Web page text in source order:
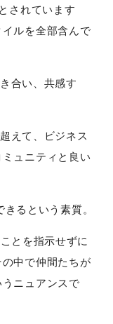
されています
ルを全部含んで
合い、共感す
えて、ビジネス
ュニティと良い
るという素質。
とを指示せずに
中で仲間たちが
ニュアンスで